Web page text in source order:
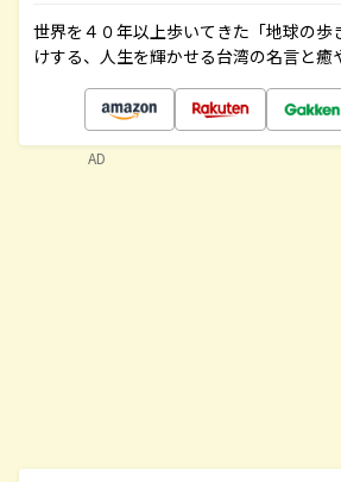
世界を４０年以上歩いてきた「地球の歩
けする、人生を輝かせる台湾の名言と癒
AD